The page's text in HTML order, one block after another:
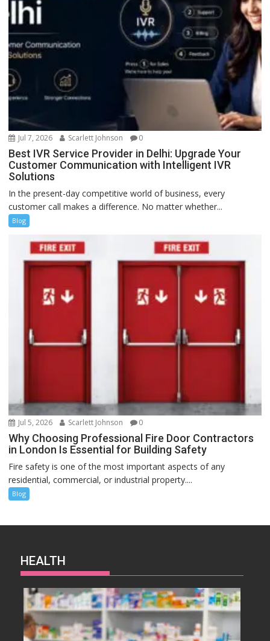
Jul 7, 2026 Scarlett Johnson 0
Best IVR Service Provider in Delhi: Upgrade Your
Customer Communication with Intelligent IVR
Solutions
In the present-day competitive world of business, every
customer call makes a difference. No matter whether...
Blog
Jul 5, 2026 Scarlett Johnson 0
Why Choosing Professional Fire Door Contractors
in London Is Essential for Building Safety
Fire safety is one of the most important aspects of any
residential, commercial, or industrial property....
Blog
HEALTH